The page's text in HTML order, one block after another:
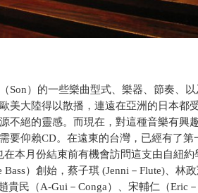
Son）的一些樂曲型式、樂器、節奏、
美大陸得以散播，連遠在亞洲的日本都
不絕的靈感。而現在，對這種音樂有興
要仰賴CD。在遠東的台灣，已經有了
本月份結束前有機會訪問這支由自紐約
）創始，蔡子琪 (Jenni－Flute)、林
貴民（A-Gui－Conga）、宋輔仁（Eric